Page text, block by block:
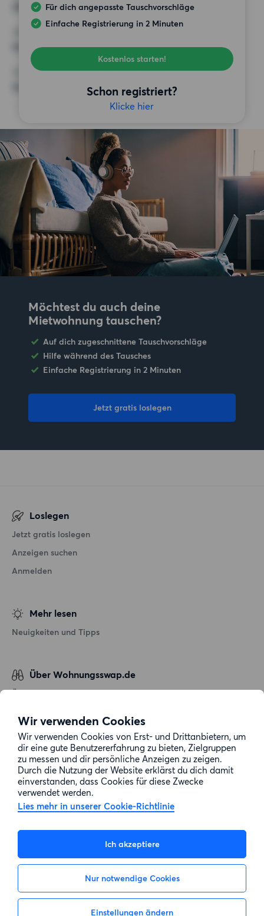
Wir verwenden Cookies
Wir verwenden Cookies von Erst- und Drittanbietern, um
dir eine gute Benutzererfahrung zu bieten, Zielgruppen
zu messen und dir persönliche Anzeigen zu zeigen.
Durch die Nutzung der Website erklärst du dich damit
einverstanden, dass Cookies für diese Zwecke
verwendet werden.
Lies mehr in unserer Cookie-Richtlinie
Ich akzeptiere
Nur notwendige Cookies
Einstellungen ändern
Für dich angepasste Tauschvorschläge
Einfache Registrierung in 2 Minuten
Kostenlos starten!
Schon registriert?
Klicke hier
600 EUR
Keine besonderen Anforderungen
SONSTIGE PRÄFERENZEN
Keine bestimmten Präferenzen
Möchtest du auch deine
Mietwohnung tauschen?
Auf dich zugeschnittene Tauschvorschläge
Hilfe während des Tausches
Einfache Registrierung in 2 Minuten
Jetzt gratis loslegen
Loslegen
Jetzt gratis loslegen
Anzeigen suchen
Anmelden
Mehr lesen
Neuigkeiten und Tipps
Über Wohnungsswap.de
Über uns
Datenschutz
Cookie-Richtlinie
Sitemap
E-Mail-Adresse: